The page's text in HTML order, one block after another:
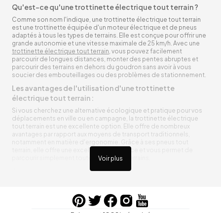
Voir plus
Qu'est-ce qu'une trottinette électrique tout terrain ?
Comme son nom l'indique, une trottinette électrique tout terrain
est une trottinette équipée d'un moteur électrique et de pneus
adaptés à tous les types de terrains. Elle est conçue pour offrir une
grande autonomie et une vitesse maximale de 25 km/h. Avec une
trottinette électrique tout terrain, vous pouvez facilement
parcourir de longues distances, monter des pentes abruptes et
parcourir des terrains en dehors du goudron sans avoir à vous
soucier des embouteillages ou des problèmes de stationnement.
Les avantages de l'utilisation d'une trottinette
électrique tout terrain :
Si vous cherchez une alternative écologique et pratique pour vos
déplacements en ville ou en campagne, la trottinette électrique
tout terrain est une excellente option. Elle offre de nombreux
avantages par rapport aux moyens de transport traditionnels,
notamment en matière d'ergonomie. Grâce à ses pneus tout
terrain, elle offre une excellente adhérence et vous permet de
parcourir simplement toutes sortes de terrains.
Trottinette électrique tout terrain ergonomique
entre vos trajets, vous n’aurez pas à vous soucier de l’état de sa
batterie. De plus, elle est équipée de pneus résistants qui peuvent